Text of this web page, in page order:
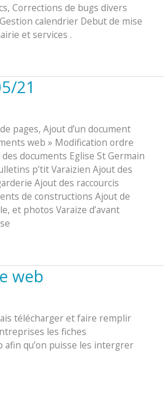
Corrections de bugs divers
calendrier Debut de mise
et services .
21
pages, Ajout d’un document
web » Modification ordre
documents Eglise St Germain
p’tit Varaizien Ajout des
Ajout des raccourcis
de constructions Ajout de
et photos Varaize d’avant
web
télécharger et faire remplir
les fiches
qu’on puisse les intergrer